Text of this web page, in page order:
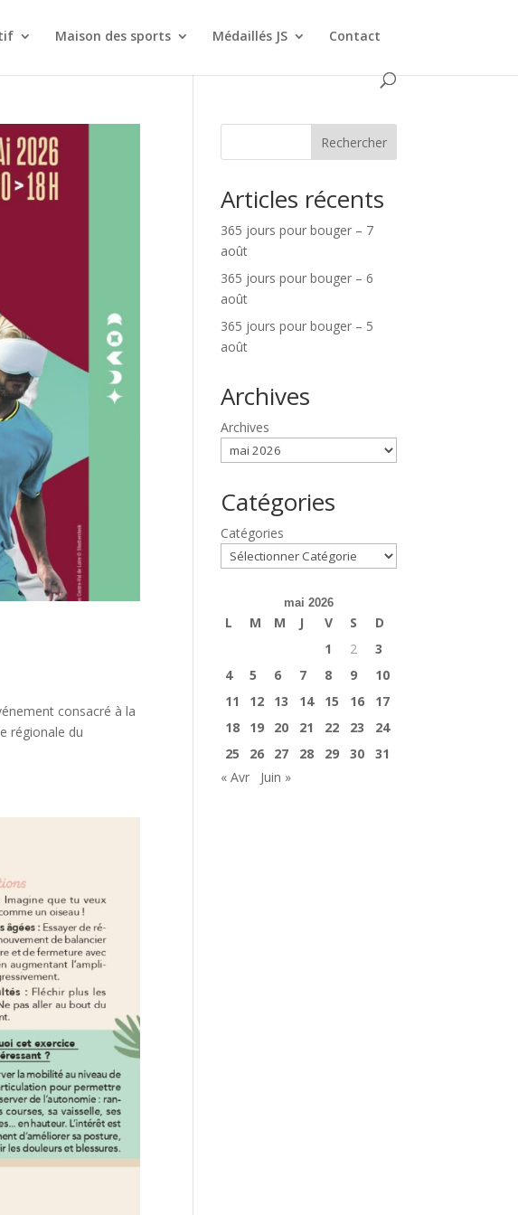
Maison des sports Médaillés JS Contact
consacré à la
régionale du
Rechercher
Articles récents
365 jours pour bouger – 7
août
365 jours pour bouger – 6
août
365 jours pour bouger – 5
août
Archives
Archives
Catégories
Catégories
mai 2026
L M M J V S
D
1
2
3
4
5 6 7 8 9
10
11
12 13 14 15 16
17
18
19 20 21 22 23
24
25
26 27 28 29 30
31
« Avr
Juin »